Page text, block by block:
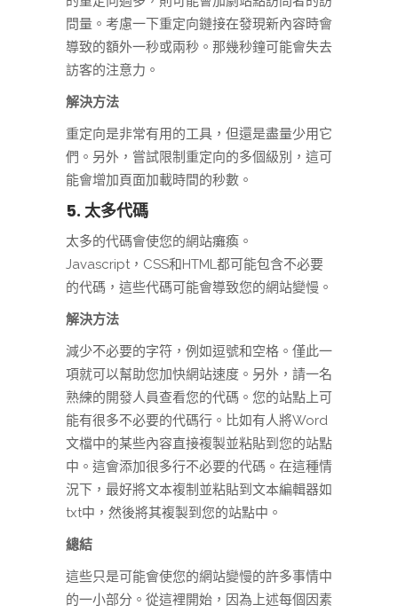
問量。考慮一下重定向鏈接在發現新內容時會
導致的額外一秒或兩秒。那幾秒鐘可能會失去
訪客的注意力。
解決方法
重定向是非常有用的工具，但還是盡量少用它
們。另外，嘗試限制重定向的多個級別，這可
能會增加頁面加載時間的秒數。
5. 太多代碼
太多的代碼會使您的網站癱瘓。
Javascript，CSS和HTML都可能包含不必要
的代碼，這些代碼可能會導致您的網站變慢。
解決方法
減少不必要的字符，例如逗號和空格。僅此一
項就可以幫助您加快網站速度。另外，請一名
熟練的開發人員查看您的代碼。您的站點上可
能有很多不必要的代碼行。比如有人將Word
文檔中的某些內容直接複製並粘貼到您的站點
中。這會添加很多行不必要的代碼。在這種情
況下，最好將文本複制並粘貼到文本編輯器如
txt中，然後將其複製到您的站點中。
總結
這些只是可能會使您的網站變慢的許多事情中
的一小部分。從這裡開始，因為上述每個因素